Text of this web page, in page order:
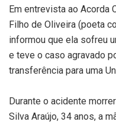
Em entrevista ao Acorda
Filho de Oliveira (poeta
informou que ela sofreu
e teve o caso agravado
transferência para uma
Durante o acidente
Silva Araújo, 34 anos, a